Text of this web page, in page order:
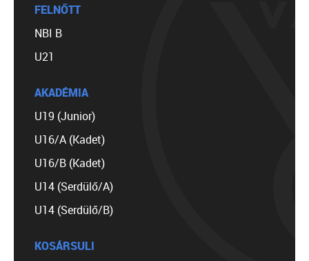
FELNŐTT
NBI B
U21
AKADÉMIA
U19 (Junior)
U16/A (Kadet)
U16/B (Kadet)
U14 (Serdülő/A)
U14 (Serdülő/B)
KOSÁRSULI